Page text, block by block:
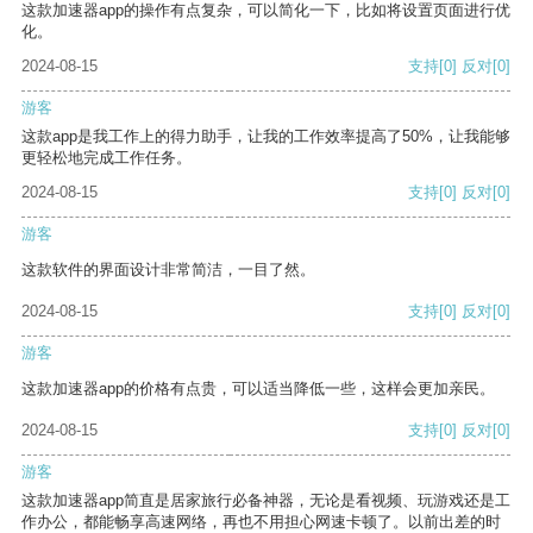
这款加速器app的操作有点复杂，可以简化一下，比如将设置页面进行优
化。
2024-08-15
支持[0] 反对[0]
游客
这款app是我工作上的得力助手，让我的工作效率提高了50%，让我能够
更轻松地完成工作任务。
2024-08-15
支持[0] 反对[0]
游客
这款软件的界面设计非常简洁，一目了然。
2024-08-15 支持[0] 反对[0]
游客
这款加速器app的价格有点贵，可以适当降低一些，这样会更加亲民。
2024-08-15 支持[0] 反对[0]
游客
这款加速器app简直是居家旅行必备神器，无论是看视频、玩游戏还是工
作办公，都能畅享高速网络，再也不用担心网速卡顿了。以前出差的时